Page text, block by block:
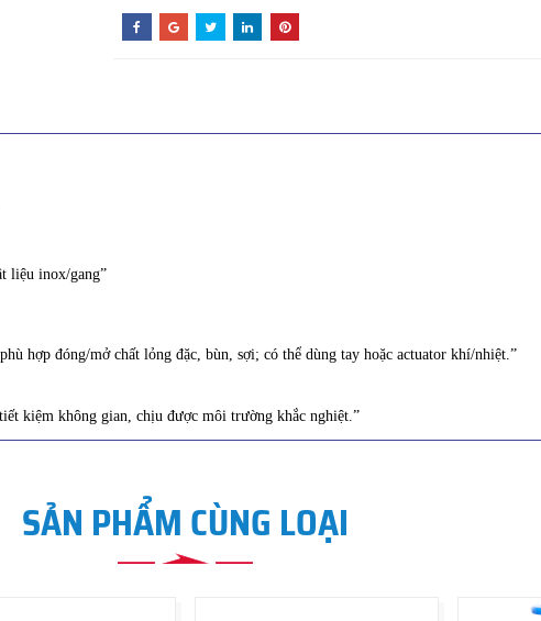
liệu inox/gang”
hợp đóng/mở chất lỏng đặc, bùn, sợi; có thể dùng tay hoặc actuator khí/nhiệt.”
kiệm không gian, chịu được môi trường khắc nghiệt.”
SẢN PHẨM CÙNG LOẠI